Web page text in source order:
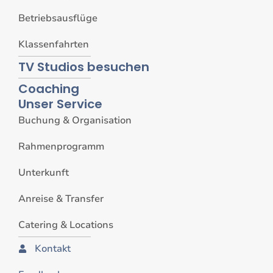
Betriebsausflüge
Klassenfahrten
TV Studios besuchen
Coaching
Unser Service
Buchung & Organisation
Rahmenprogramm
Unterkunft
Anreise & Transfer
Catering & Locations
Kontakt